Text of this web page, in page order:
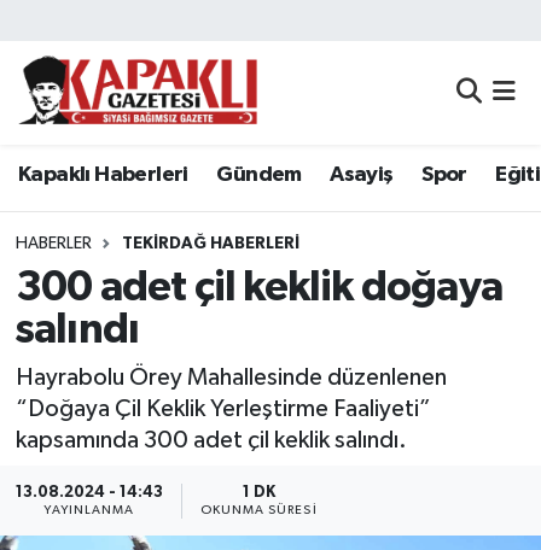
Kapaklı Haberleri Gündem Asayiş Spor
HABERLER TEKIRDAĞ HABERLERI
300 adet çil keklik doğaya
salındı
Hayrabolu Örey Mahallesinde düzenlenen
“Doğaya Çil Keklik Yerleştirme Faaliyeti”
kapsamında 300 adet çil keklik salındı.
13.08.2024 - 14:43
YAYINLANMA
1 DK
OKUNMA SÜRESI
Kapaklı Haberleri
Asayiş
Spor
Eğitim
Siyaset
Tekirdağ Nöbetçi Eczaneler
Tekirdağ Namaz Vakitleri
Tekirdağ Trafik Yoğunluk Haritası
Süper Lig Puan Durumu ve Fikstür
Tüm Manşetler
Haber Arşivi